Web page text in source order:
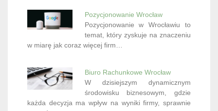
Pozycjonowanie Wrocław
Pozycjonowanie w Wrocławiu to
temat, który zyskuje na znaczeniu
w miarę jak coraz więcej firm…
Biuro Rachunkowe Wrocław
W dzisiejszym dynamicznym
środowisku biznesowym, gdzie
każda decyzja ma wpływ na wyniki firmy, sprawnie